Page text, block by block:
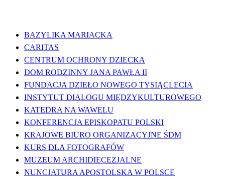
BAZYLIKA MARIACKA
CARITAS
CENTRUM OCHRONY DZIECKA
DOM RODZINNY JANA PAWŁA II
FUNDACJA DZIEŁO NOWEGO TYSIĄCLECIA
INSTYTUT DIALOGU MIĘDZYKULTUROWEGO
KATEDRA NA WAWELU
KONFERENCJA EPISKOPATU POLSKI
KRAJOWE BIURO ORGANIZACYJNE ŚDM
KURS DLA FOTOGRAFÓW
MUZEUM ARCHIDIECEZJALNE
NUNCJATURA APOSTOLSKA W POLSCE